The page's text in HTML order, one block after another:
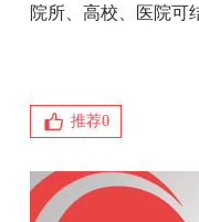
院所、高校、医院可
推荐0